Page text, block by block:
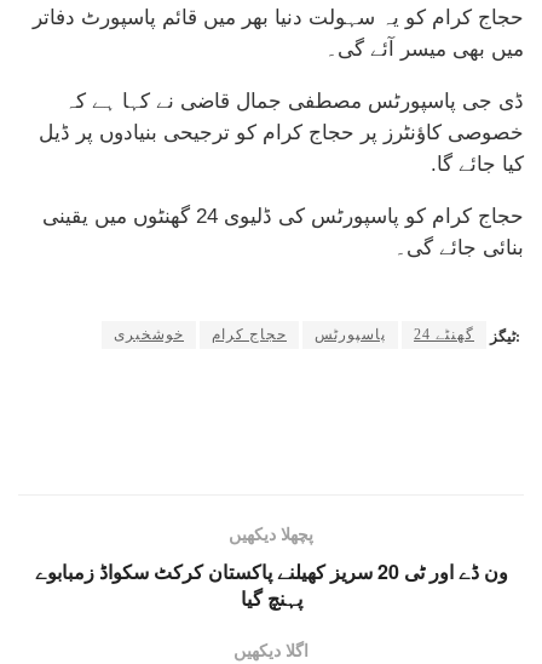
حجاج کرام کو یہ سہولت دنیا بھر میں قائم پاسپورٹ دفاتر
میں بھی میسر آئے گی۔
ڈی جی پاسپورٹس مصطفی جمال قاضی نے کہا ہے کہ
خصوصی کاؤنٹرز پر حجاج کرام کو ترجیحی بنیادوں پر ڈیل
کیا جائے گا.
حجاج کرام کو پاسپورٹس کی ڈلیوی 24 گھنٹوں میں یقینی
بنائی جائے گی۔
ٹیگز: 24 گھنٹے پاسپورٹس حجاج کرام خوشخبری
پچھلا دیکھیں
ون ڈے اور ٹی 20 سریز کھیلنے پاکستان کرکٹ سکواڈ زمبابوے
پہنچ گیا
اگلا دیکھیں